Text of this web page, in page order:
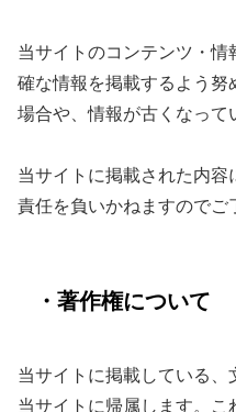
当サイトのコンテンツ・
確な情報を掲載するよう
場合や、情報が古くなって
当サイトに掲載された内
責任を負いかねますのでご
・著作権について
当サイトに掲載している
当サイトに帰属します。こ